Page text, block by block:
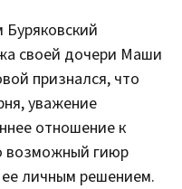
своей дочери Маши
признался, что
уважение
отношение к
возможный гиюр
личным решением.